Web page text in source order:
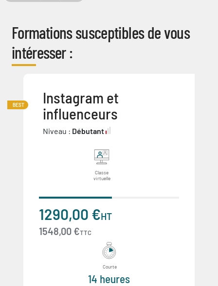
Formations susceptibles de vous
intéresser :
BEST
Instagram et
influenceurs
Niveau : Débutant
Classe
virtuelle
1290,00 €HT
1548,00 €TTC
Courte
14 heures